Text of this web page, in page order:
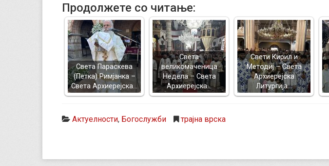
Продолжете со читање:
Света Параскева
(Петка) Римјанка –
Света Архиерејска…
Света
великомаченица
Недела – Света
Архиерејска…
Свети Кирил и
Методиј – Света
Архиерејска
Литургија…
Актуелности, Богослужби трајна врска